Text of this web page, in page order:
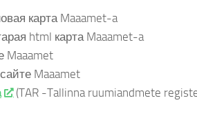
карта Maaamet-a
html карта Maaamet-a
Maaamet
Maaamet
(TAR -Tallinna ruumiandmete